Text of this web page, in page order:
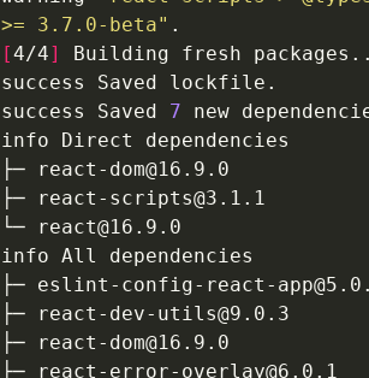
>= 3.7.0-beta"
[4/4]
success Saved 7
├─
react-dom@16.9.0
├─
react-scripts@3.1.1
└─
react@16.9.0
├─ eslint-config-react-
├─
react-dev-utils@9.0.3
├─
react-dom@16.9.0
├─
react-error-overlay@6.0.1